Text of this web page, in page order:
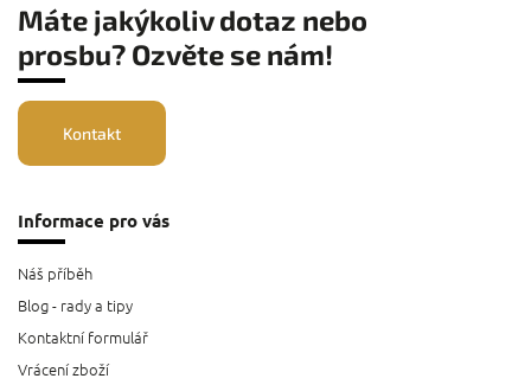
Máte jakýkoliv dotaz nebo
prosbu? Ozvěte se nám!
Kontakt
Informace pro vás
Náš příběh
Blog - rady a tipy
Kontaktní formulář
Vrácení zboží